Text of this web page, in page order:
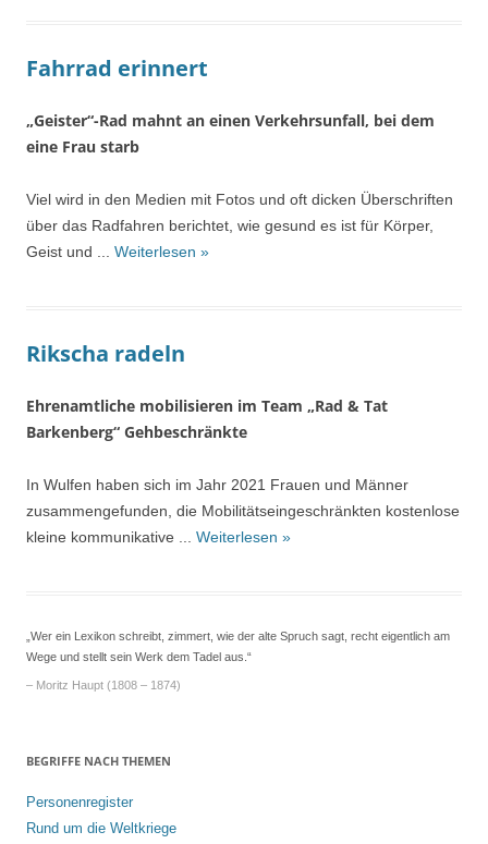
Fahrrad erinnert
„Geister“-Rad mahnt an einen Verkehrsunfall, bei dem
eine Frau starb
Viel wird in den Medien mit Fotos und oft dicken Überschriften
über das Radfahren berichtet, wie gesund es ist für Körper,
Geist und ... Weiterlesen »
Rikscha radeln
Ehrenamtliche mobilisieren im Team „Rad & Tat
Barkenberg“ Gehbeschränkte
In Wulfen haben sich im Jahr 2021 Frauen und Männer
zusammengefunden, die Mobilitätseingeschränkten kostenlose
kleine kommunikative ... Weiterlesen »
„Wer ein Lexikon schreibt, zimmert, wie der alte Spruch sagt, recht eigentlich am
Wege und stellt sein Werk dem Tadel aus.“
– Moritz Haupt (1808 – 1874)
BEGRIFFE NACH THEMEN
Personenregister
Rund um die Weltkriege